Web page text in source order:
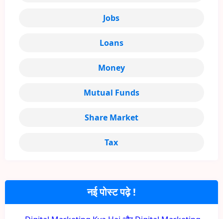
नई पोस्ट पढ़े !
Jobs
Loans
Money
Mutual Funds
Share Market
Tax